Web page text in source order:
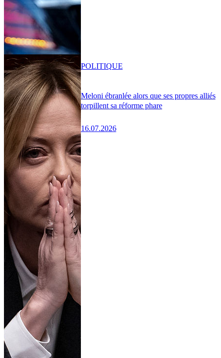
Meloni ébranlée alors que ses propres alliés
torpillent sa réforme phare
16.07.2026
POLITIQUE